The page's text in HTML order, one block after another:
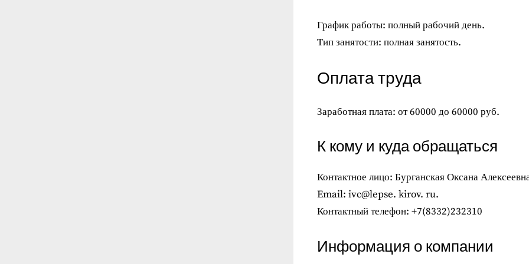
График работы: полный рабочий день.
Тип занятости: полная занятость.
Оплата труда
Заработная плата: от 60000 до 60000 руб.
К кому и куда обращаться
Контактное лицо: Бурганская Оксана
Email: ivc@lepse. kirov. ru.
Контактный телефон: +7(8332)232310
Информация о компании